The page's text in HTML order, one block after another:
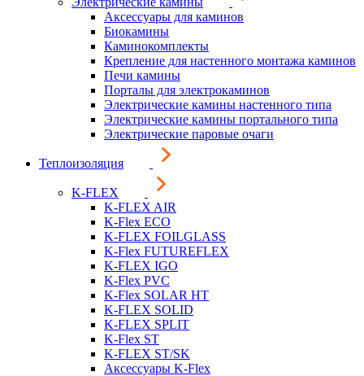
Аксессуары для каминов
Биокамины
Каминокомплекты
Крепление для настенного монтажа каминов
Печи камины
Порталы для электрокаминов
Электрические камины настенного типа
Электрические камины портального типа
Электрические паровые очаги
Теплоизоляция
K-FLEX
K-FLEX AIR
K-Flex ECO
K-FLEX FOILGLASS
K-Flex FUTUREFLEX
K-FLEX IGO
K-Flex PVC
K-Flex SOLAR HT
K-FLEX SOLID
K-FLEX SPLIT
K-Flex ST
K-FLEX ST/SK
Аксессуары K-Flex